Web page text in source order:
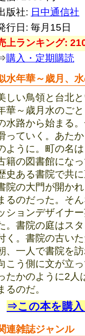
版社: 日中通信社
行日: 毎月15日
上ランキング:
購入・定期購読
水年華～歳月、
しい鳥領と台北
華～歳月水のご
水路から始まる
っていく。あた
ように。町の名
籍の図書館にな
史ある書院で共
院の大門が開か
るのだった。そ
ションデザイナ
。書院の庭はス
く。書院の古い
、一人で書院を
こう側に文が立
たかのように2人
るのだ。
⇒この本を購
連雑誌ジャンル